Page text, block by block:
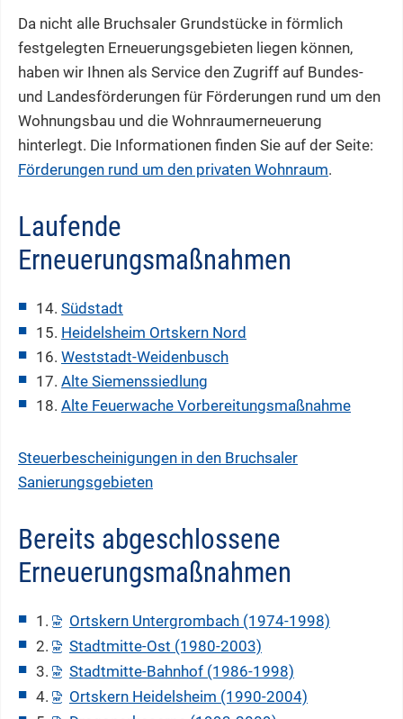
Da nicht alle Bruchsaler Grundstücke in förmlich
festgelegten Erneuerungsgebieten liegen können,
haben wir Ihnen als Service den Zugriff auf Bundes-
und Landesförderungen für Förderungen rund um den
Wohnungsbau und die Wohnraumerneuerung
hinterlegt. Die Informationen finden Sie auf der Seite:
Förderungen rund um den privaten Wohnraum.
Laufende
Erneuerungsmaßnahmen
14. Südstadt
15. Heidelsheim Ortskern Nord
16. Weststadt-Weidenbusch
17. Alte Siemenssiedlung
18. Alte Feuerwache Vorbereitungsmaßnahme
Steuerbescheinigungen in den Bruchsaler
Sanierungsgebieten
Bereits abgeschlossene
Erneuerungsmaßnahmen
1.
Ortskern Untergrombach (1974-1998)
2.
Stadtmitte-Ost (1980-2003)
3.
Stadtmitte-Bahnhof (1986-1998)
4.
Ortskern Heidelsheim (1990-2004)